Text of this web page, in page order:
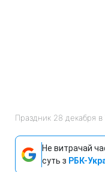
Праздник 28 декабря
Не витрачай
суть з РБК-